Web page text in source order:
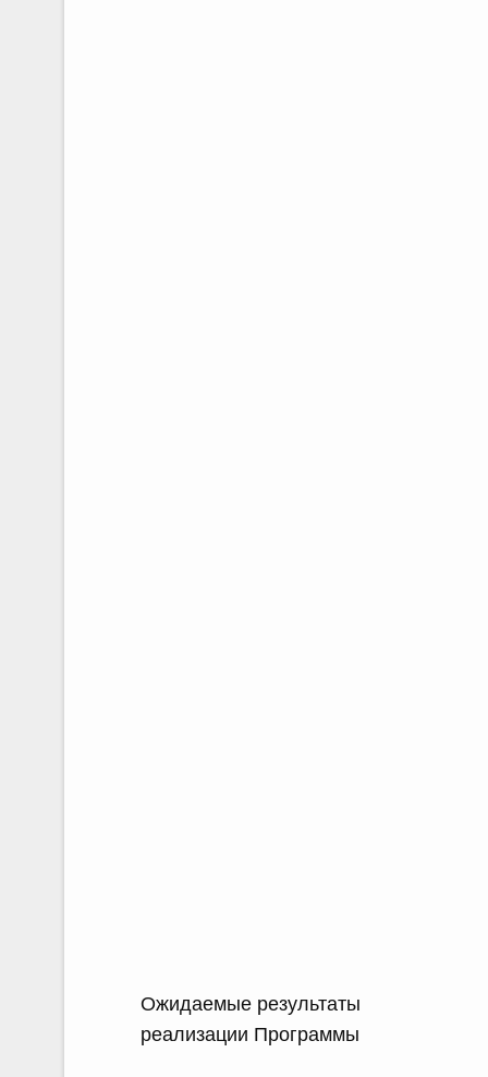
Ожидаемые результаты
реализации Программы